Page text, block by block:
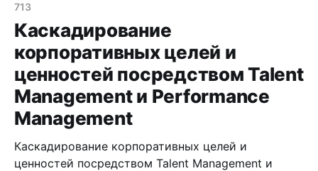
713
Каскадирование
корпоративных целей и
ценностей посредством Talent
Management и Performance
Management
Каскадирование корпоративных целей и
ценностей посредством Talent Management и